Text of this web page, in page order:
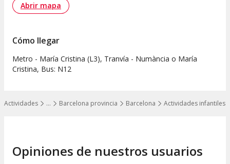
…
Mostrar todos los niveles
Actividades Barcelona provincia Barcelona Actividades infantiles
Abrir mapa
Cómo llegar
Metro - María Cristina (L3), Tranvía - Numància o María
Cristina, Bus: N12
Opiniones de nuestros usuarios